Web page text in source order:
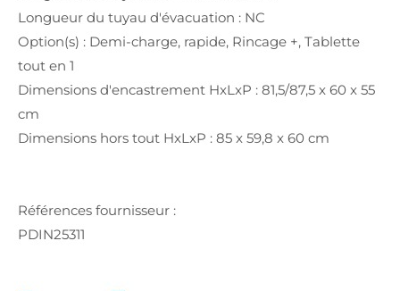
Longueur du tuyau d'évacuation : NC
Option(s) : Demi-charge, rapide, Rincage +, Tablette
tout en 1
Dimensions d'encastrement HxLxP : 81,5/87,5 x 60 x 55
cm
Dimensions hors tout HxLxP : 85 x 59,8 x 60 cm
Références fournisseur :
PDIN25311